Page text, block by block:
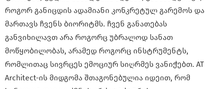
როგორ განიცდის ადამიანი კონკრეტულ გარემოს და
მართავს ჩვენს ბიორიტმს. ჩვენ განათებას
განვიხილავთ არა როგორც უბრალოდ სანათ
მოწყობილობას, არამედ როგორც ინსტრუმენტს,
რომლითაც სივრცეს ემოციურ სიღრმეს ვანიჭებთ. AT
Architect-ის მიდგომა შთაგონებულია იდეით, რომ